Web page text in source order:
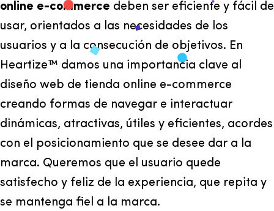
online e-commerce deben ser eficiente y fácil de
usar, orientados a las necesidades de los
usuarios y a la consecución de objetivos. En
Heartize™ damos una importancia clave al
diseño web de tienda online e-commerce
creando formas de navegar e interactuar
dinámicas, atractivas, útiles y eficientes, acordes
con el posicionamiento que se desee dar a la
marca. Queremos que el usuario quede
satisfecho y feliz de la experiencia, que repita y
se mantenga fiel a la marca.